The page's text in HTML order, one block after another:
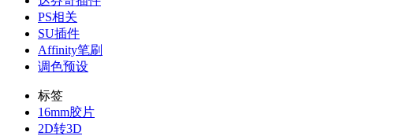
PS相关
SU插件
Affinity笔刷
调色预设
标签
16mm胶片
2D转3D